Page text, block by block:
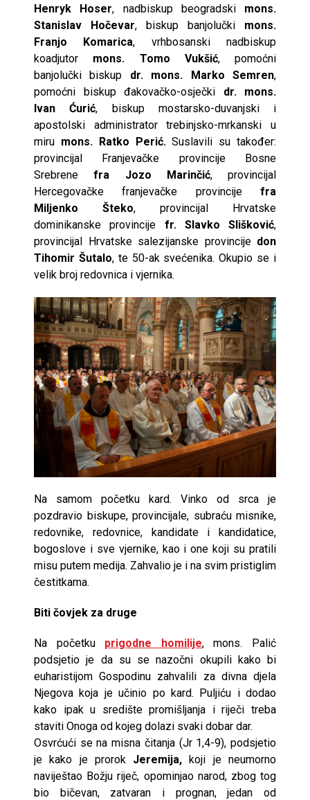
Henryk Hoser, nadbiskup beogradski mons.
Stanislav Hočevar, biskup banjolučki mons.
Franjo Komarica, vrhbosanski nadbiskup
koadjutor mons. Tomo Vukšić, pomoćni
banjolučki biskup dr. mons. Marko Semren,
pomoćni biskup đakovačko-osječki dr. mons.
Ivan Ćurić, biskup mostarsko-duvanjski i
apostolski administrator trebinjsko-mrkanski u
miru mons. Ratko Perić.Suslavili su također:
provincijal Franjevačke provincije Bosne
Srebrenefra Jozo Marinčić, provincijal
Hercegovačke franjevačke provincije fra
Miljenko Šteko, provincijal Hrvatske
dominikanske provincije fr. Slavko Slišković,
provincijal Hrvatske salezijanske provincije don
Tihomir Šutalo, te 50-ak svećenika. Okupio se i
velik broj redovnica i vjernika.
Na samom početku kard. Vinko od srca je
pozdravio biskupe, provincijale, subraću misnike,
redovnike, redovnice, kandidate i kandidatice,
bogoslove i sve vjernike, kao i one koji su pratili
misu putem medija. Zahvalio je i na svim pristiglim
čestitkama.
Biti čovjek za druge
Na početku prigodne homilije, mons. Palić
podsjetio je da su se nazočni okupili kako bi
euharistijom Gospodinu zahvalili za divna djela
Njegova koja je učinio po kard. Puljiću i dodao
kako ipak u središte promišljanja i riječi treba
staviti Onoga od kojeg dolazi svaki dobar dar.
Osvrćući se na misna čitanja (Jr 1,4-9), podsjetio
je kako je prorok Jeremija,koji je neumorno
naviještao Božju riječ, opominjao narod, zbog tog
bio bičevan, zatvaran i prognan, jedan od